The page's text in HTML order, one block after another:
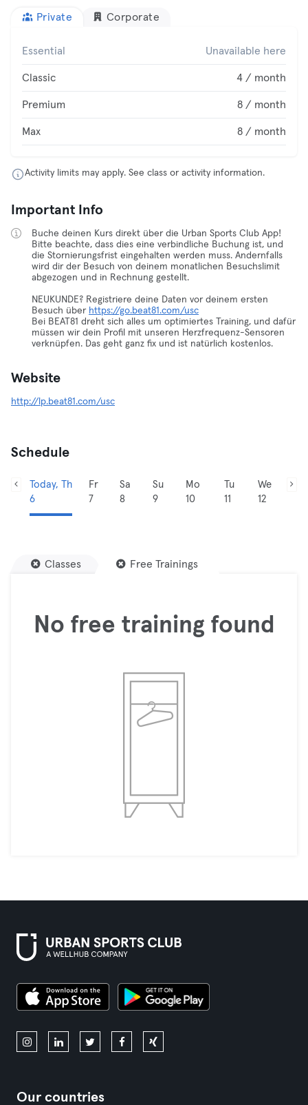
Private Corporate
Essential Unavailable here
Classic 4 / month
Premium 8 / month
Max 8 / month
Activity limits may apply. See class or activity information.
Important Info
Buche deinen Kurs direkt über die Urban Sports Club App!
Bitte beachte, dass dies eine verbindliche Buchung ist, und
die Stornierungsfrist eingehalten werden muss. Andernfalls
wird dir der Besuch von deinem monatlichen Besuchslimit
abgezogen und in Rechnung gestellt.
NEUKUNDE? Registriere deine Daten vor deinem ersten
Besuch über https://go.beat81.com/usc
Bei BEAT81 dreht sich alles um optimiertes Training, und dafür
müssen wir dein Profil mit unseren Herzfrequenz-Sensoren
verknüpfen. Das geht ganz fix und ist natürlich kostenlos.
Website
http://lp.beat81.com/usc
Schedule
Today, Th
6
Fr
7
Sa
8
Su
9
Mo
10
Tu
11
We
12
Classes Free Trainings
No free training found
Our countries